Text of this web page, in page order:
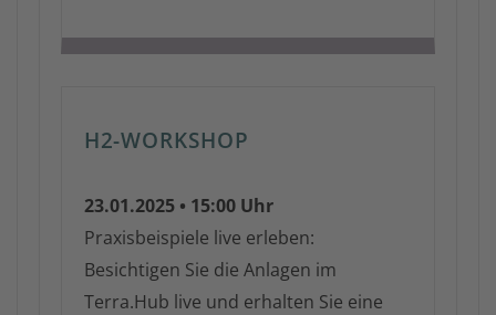
H2-WORKSHOP
23.01.2025 • 15:00 Uhr
Praxisbeispiele live erleben:
Besichtigen Sie die Anlagen im
Terra.Hub live und erhalten Sie eine